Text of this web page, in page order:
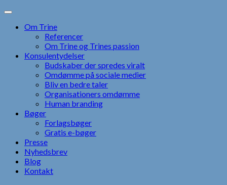
Skip
contentOm Trine
Referencer
Om Trine og Trines passion
Konsulentydelser
Budskaber der spredes viralt
Omdømme på sociale medier
Bliv en bedre taler
Organisationers omdømme
Human branding
Bøger
Forlagsbøger
Gratis e-bøger
Presse
Nyhedsbrev
Blog
Kontakt